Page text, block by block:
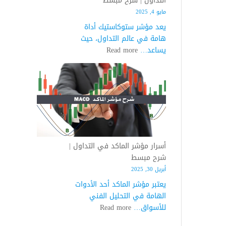
مايو 4, 2025
يعد مؤشر ستوكاستيك أداة
هامة في عالم التداول، حيث
يساعد…Read more
:
اسرار
مؤشر
ستوكاستيك
في
التداول
|
مبسط
أسرار مؤشر الماكد في التداول |
شرح مبسط
أبريل 30, 2025
يعتبر مؤشر الماكد أحد الأدوات
الهامة في التحليل الفني
للأسواق…Read more
: